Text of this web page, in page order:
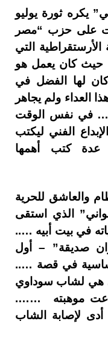
يكره ثورة يوليو
قضت على حزب “مصر
التي
حيث كان يعمل هو
لها الفضل في
العداء ولم يجاهر
…… في نفس الوقت
الفني ليكتب
عدة كتب أهمها
والعاشق للحرية
الذي استقى
في بيت أبيه …..
صديقة” – أول
في قصة …..
هي لشاب سوداوي
موهبته …….
لإصابة الشاب